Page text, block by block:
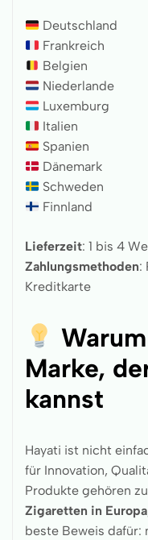
Deutschland
Frankreich
Belgien
Niederlande
Luxemburg
Italien
Spanien
Dänemark
Schweden
Finnland
Lieferzeit: 1 bis 4
Zahlungsmethoden:
Kreditkarte
Marke,
kannst
Hayati ist nicht
für Innovation,
Produkte gehören
Zigaretten in Europa
beste Beweis dafür: